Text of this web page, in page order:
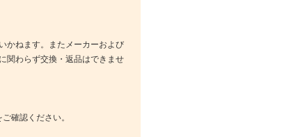
かねます。またメーカーおよび
関わらず交換・返品はできませ
ご確認ください。